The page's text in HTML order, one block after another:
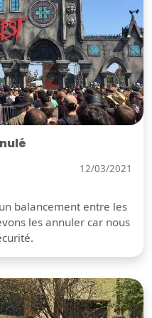
12/03/2021
balancement entre les
les annuler car nous